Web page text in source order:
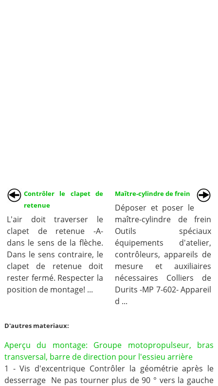
Contrôler le clapet de
retenue
L'air doit traverser le
clapet de retenue -A-
dans le sens de la flèche.
Dans le sens contraire, le
clapet de retenue doit
rester fermé. Respecter la
position de montage! ...
Maître-cylindre de frein
Déposer et poser le
maître-cylindre de frein
Outils spéciaux
équipements d'atelier,
contrôleurs, appareils de
mesure et auxiliaires
nécessaires Colliers de
Durits -MP 7-602- Appareil
d ...
D'autres materiaux:
Aperçu du montage: Groupe motopropulseur, bras
transversal, barre de direction pour l'essieu arrière
1 - Vis d'excentrique Contrôler la géométrie après le
desserrage Ne pas tourner plus de 90 ° vers la gauche